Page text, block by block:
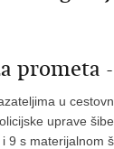
prometa
u
uprave
9 s materijalnom